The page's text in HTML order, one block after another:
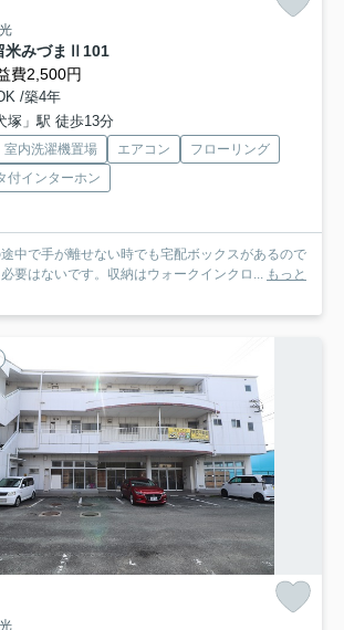
米みづまⅡ 101
費2,500円
/築4年
塚」駅 徒歩13分
室内洗濯機置場 エアコン
フローリング
付インターホン
中で手が離せない時でも宅配ボックスがあるので
要はないです。収納はウォークインクロ...
もっと